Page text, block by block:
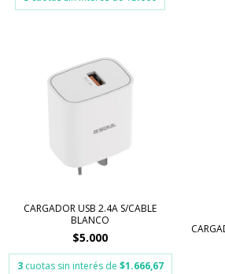
CARGADOR USB 2.4A S/CABLE
BLANCO
$5.000
3 cuotas sin interés de $1.666,67